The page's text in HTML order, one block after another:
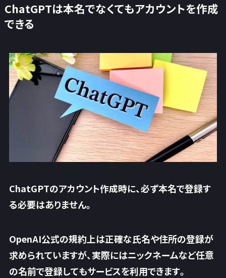
ChatGPTは本名でなくてもアカウントを作成
できる
ChatGPTのアカウント作成時に、必ず本名で登録す
る必要はありません。
OpenAI公式の規約上は正確な氏名や住所の登録が
求められていますが、実際にはニックネームなど任意
の名前で登録してもサービスを利用できます。